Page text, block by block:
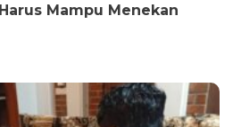
Mampu Menekan